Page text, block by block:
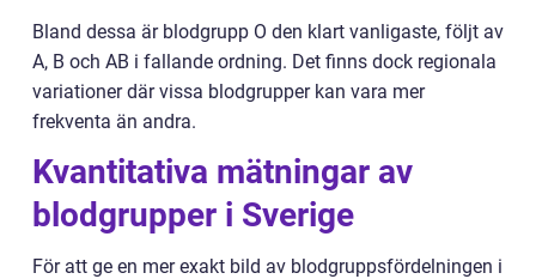
Bland dessa är blodgrupp O den klart vanligaste, följt av
A, B och AB i fallande ordning. Det finns dock regionala
variationer där vissa blodgrupper kan vara mer
frekventa än andra.
Kvantitativa mätningar av
blodgrupper i Sverige
För att ge en mer exakt bild av blodgruppsfördelningen i